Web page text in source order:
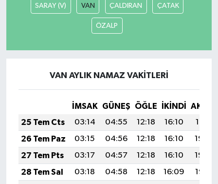
SARAY (V) VAN ÇALDIRAN ÇATAK
ÖZALP
VAN AYLIK NAMAZ VAKITLERI
İMSAK GÜNEŞ ÖĞLE İKINDI
25 Tem Cts
03:14 04:55 12:18 16:10
19:31
26 Tem Paz
03:15 04:56 12:18 16:10
19:30
27 Tem Pts
03:17 04:57 12:18 16:10
19:29
28 Tem Sal
03:18 04:58 12:18 16:09
19:28